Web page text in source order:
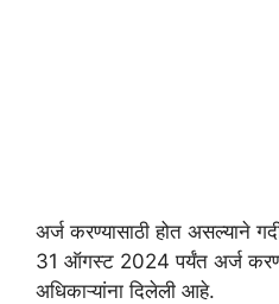
अर्ज करण्यासाठी होत असल्याने
31 ऑगस्ट 2024 पर्यंत अर्ज
अधिकाऱ्यांना दिलेली आहे.